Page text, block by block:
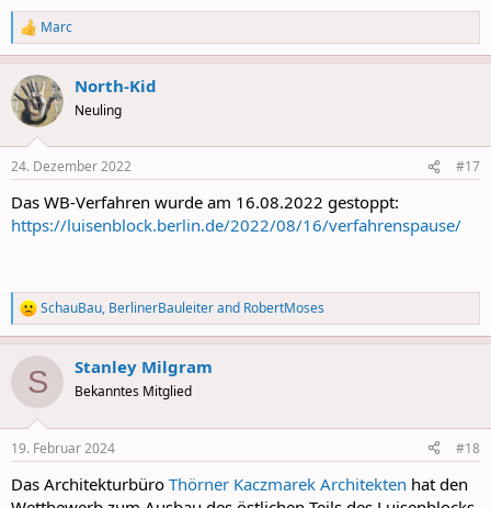
R
e
a
c
t
i
s
Marc
North-Kid
Neuling
24. Dezember 2022 #17
Das WB-Verfahren wurde am 16.08.2022 gestoppt:
https://luisenblock.berlin.de/2022/08/16/verfahrenspause/
R
e
a
c
i
s
SchauBau, BerlinerBauleiterand RobertMoses
S Stanley Milgram
Bekanntes Mitglied
19. Februar 2024 #18
Das Architekturbüro Thörner Kaczmarek Architekten hat den